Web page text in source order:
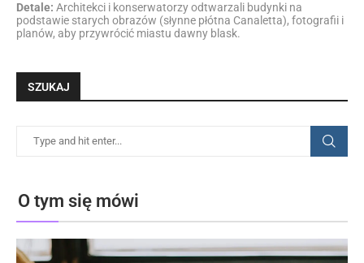
Detale: Architekci i konserwatorzy odtwarzali budynki na
podstawie starych obrazów (słynne płótna Canaletta), fotografii i
planów, aby przywrócić miastu dawny blask.
SZUKAJ
O tym się mówi